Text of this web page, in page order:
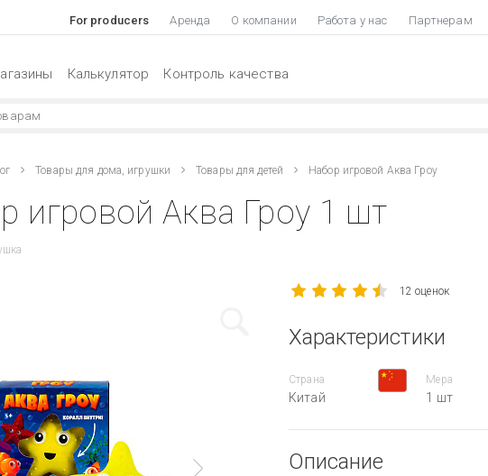
For producers Аренда О компании Работа у нас Партнерам
Калькулятор Контроль качества
Товары для дома, игрушки Товары для детей Набор игровой Аква Гроу
игровой Аква Гроу 1 шт
12 оценок
Характеристики
Страна
Китай
Мера
1 шт
Описание